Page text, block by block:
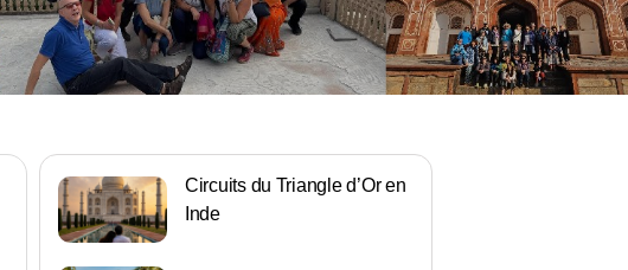
Circuits du Triangle d’Or en
Inde